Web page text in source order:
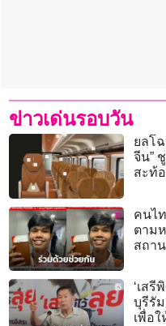
ข่าวเด่นรอบวัน
ยลโ
จีน”
สะท้
คนไ
ตาม
สถา
‘เสรี
บุรีรั
เพื่อใ